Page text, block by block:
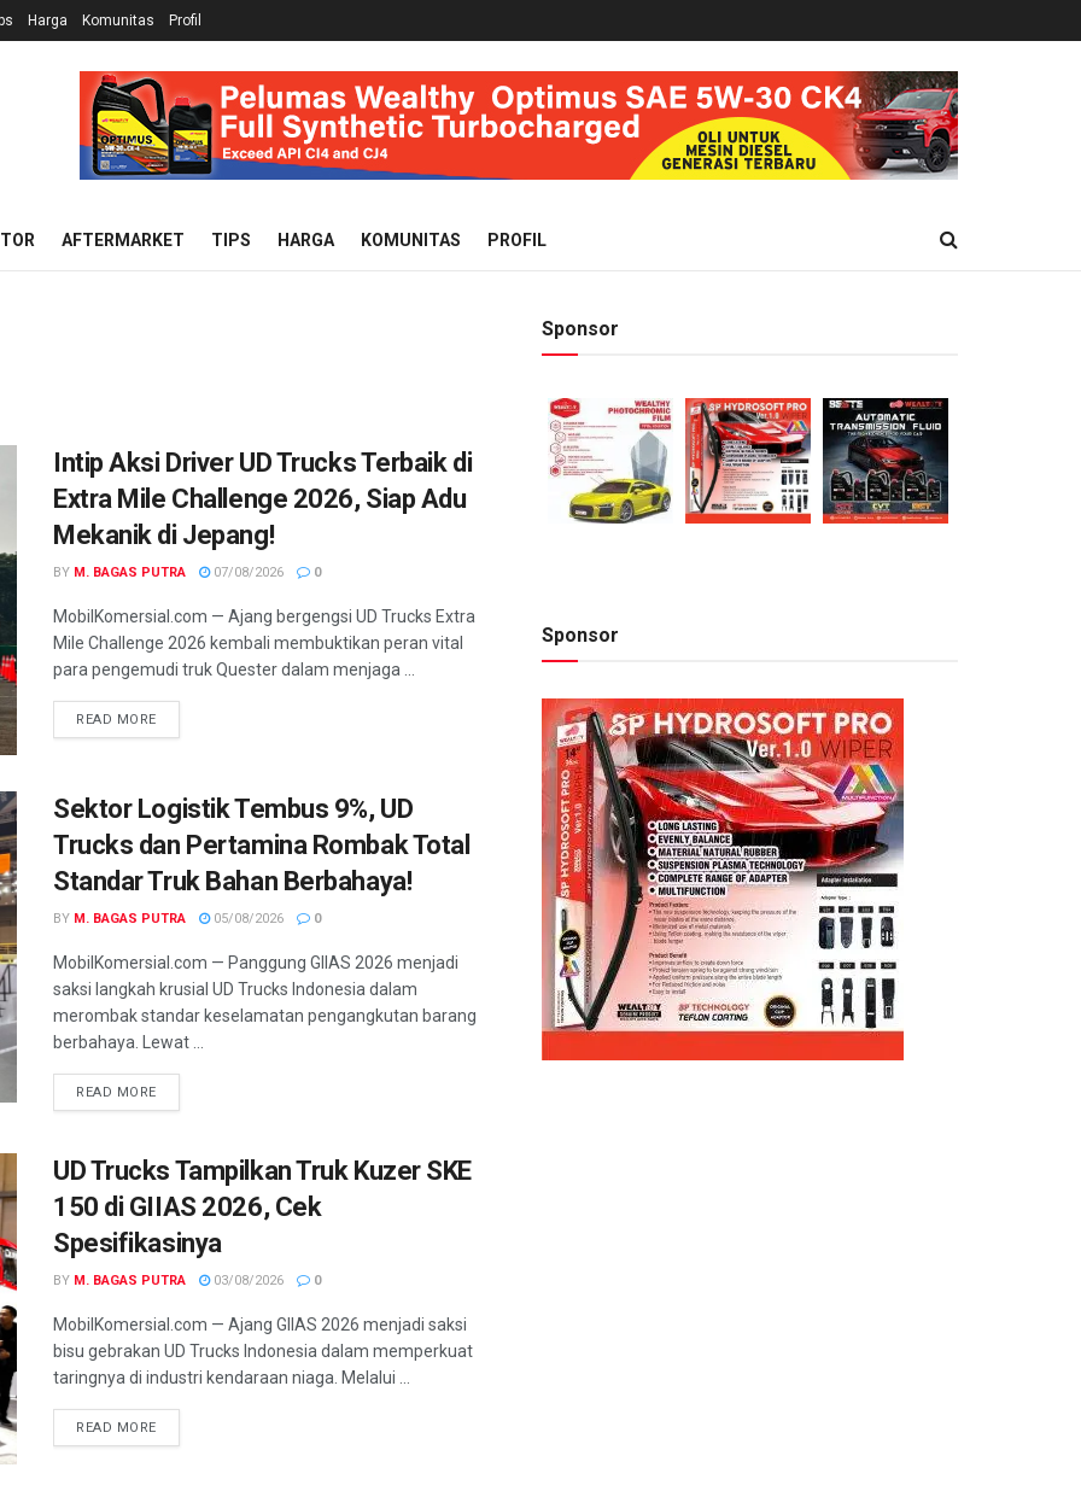
Harga Komunitas Profil
AFTERMARKET TIPS HARGA KOMUNITAS PROFIL
Intip Aksi Driver UD Trucks Terbaik di
Extra Mile Challenge 2026, Siap Adu
Mekanik di Jepang!
BY M. BAGAS PUTRA 07/08/2026 0
MobilKomersial.com — Ajang bergengsi UD Trucks Extra
Mile Challenge 2026 kembali membuktikan peran vital
para pengemudi truk Quester dalam menjaga ...
READ MORE
Sektor Logistik Tembus 9%, UD
Trucks dan Pertamina Rombak Total
Standar Truk Bahan Berbahaya!
BY M. BAGAS PUTRA 05/08/2026 0
MobilKomersial.com — Panggung GIIAS 2026 menjadi
saksi langkah krusial UD Trucks Indonesia dalam
merombak standar keselamatan pengangkutan barang
berbahaya. Lewat ...
READ MORE
UD Trucks Tampilkan Truk Kuzer SKE
150 di GIIAS 2026, Cek
Spesifikasinya
BY M. BAGAS PUTRA 03/08/2026 0
MobilKomersial.com — Ajang GIIAS 2026 menjadi saksi
bisu gebrakan UD Trucks Indonesia dalam memperkuat
taringnya di industri kendaraan niaga. Melalui ...
READ MORE
Sponsor
Sponsor